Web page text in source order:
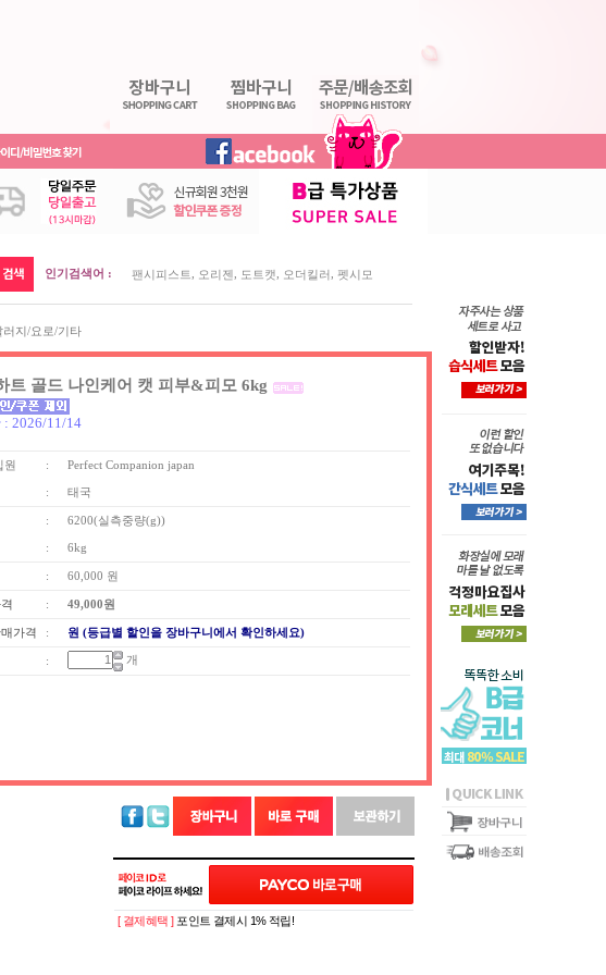
인기검색어 : 팬시피스트 오리젠 도트캣 오더킬러 펫시모
러지/요로/기타
트 골드 나인케어 캣 피부&피모 6kg
: 2026/11/14
원 : Perfect Companion japan
: 태국
: 6200(실측중량(g))
: 6kg
: 60,000 원
: 49,000원
가격 : 원 (등급별 할인을 장바구니에서 확인하세요)
: 개
[ 결제혜택 ] 포인트 결제시 1% 적립!